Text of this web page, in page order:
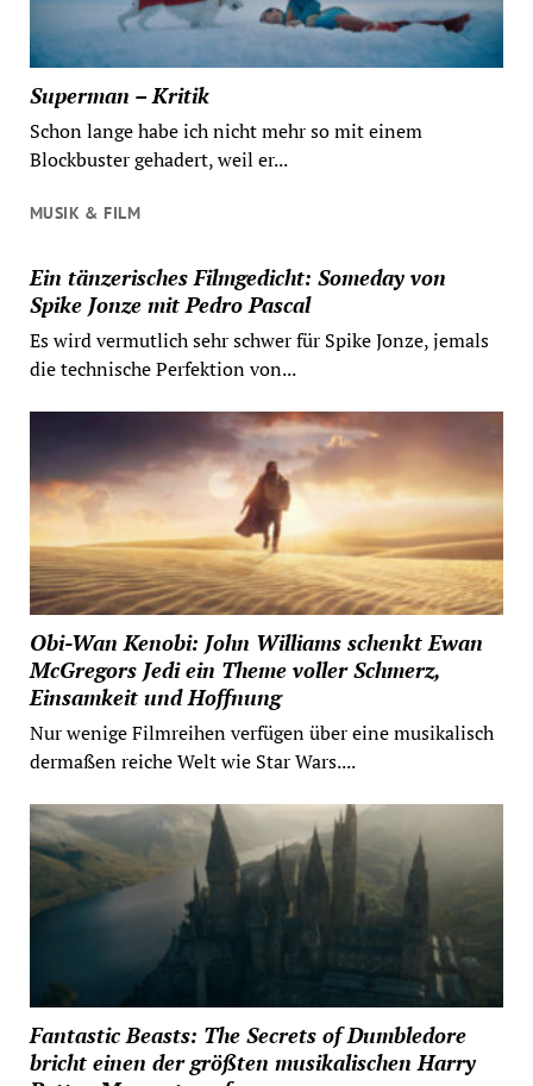
Superman – Kritik
Schon lange habe ich nicht mehr so mit einem
Blockbuster gehadert, weil er...
MUSIK & FILM
Ein tänzerisches Filmgedicht: Someday von
Spike Jonze mit Pedro Pascal
Es wird vermutlich sehr schwer für Spike Jonze, jemals
die technische Perfektion von...
Obi-Wan Kenobi: John Williams schenkt Ewan
McGregors Jedi ein Theme voller Schmerz,
Einsamkeit und Hoffnung
Nur wenige Filmreihen verfügen über eine musikalisch
dermaßen reiche Welt wie Star Wars....
Fantastic Beasts: The Secrets of Dumbledore
bricht einen der größten musikalischen Harry